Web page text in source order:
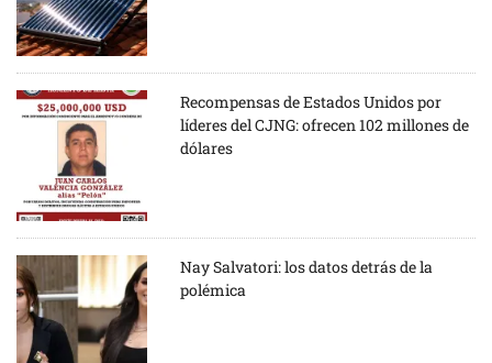
Recompensas de Estados Unidos por
líderes del CJNG: ofrecen 102 millones de
dólares
Nay Salvatori: los datos detrás de la
polémica